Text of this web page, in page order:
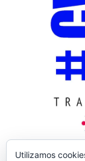
Utilizamos